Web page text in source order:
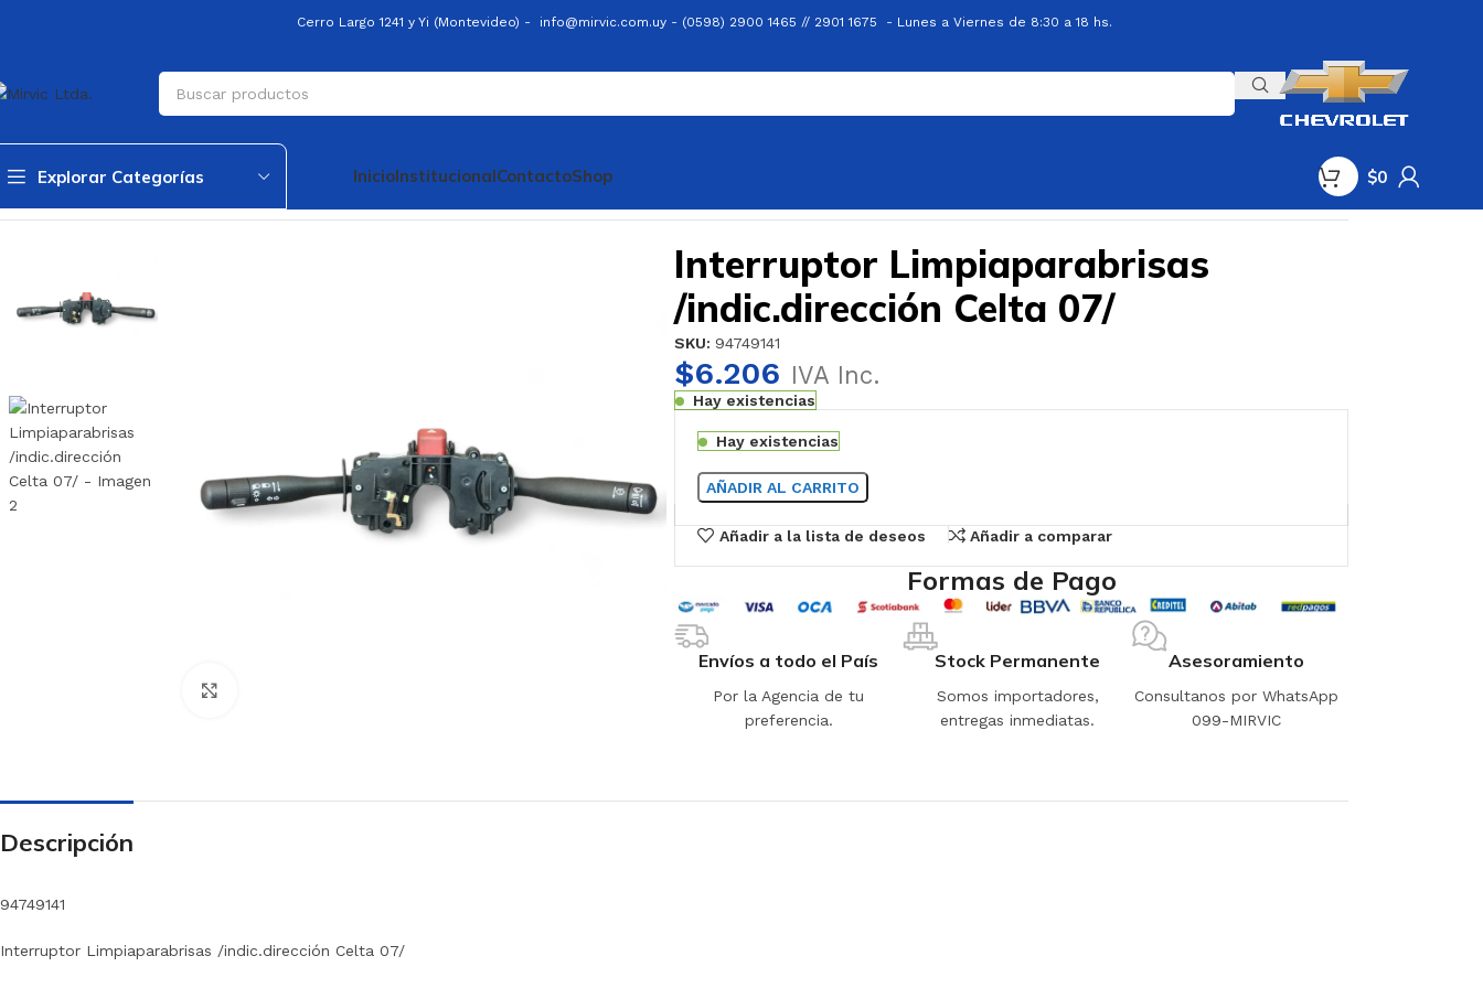
Cerro Largo 1241 y Yi (Montevideo) - info@mirvic.com.uy - (0598) 2900 1465 // 2901 1675 - Lunes a Viernes de 8:30 a 18 hs.
Explorar Categorías InicioInstitucionalContactoShop $0
Interruptor Limpiaparabrisas
/indic.dirección Celta 07/
SKU: 94749141
$6.206 IVA Inc.
Hay existencias
Hay existencias
AÑADIR AL CARRITO
Añadir a la lista de deseos Añadir a comparar
Formas de Pago
Envíos a todo el País
Por la Agencia de tu
preferencia.
Stock Permanente
Somos importadores,
entregas inmediatas.
Asesoramiento
Consultanos por WhatsApp
099-MIRVIC
Descripción
94749141
Interruptor Limpiaparabrisas /indic.dirección Celta 07/